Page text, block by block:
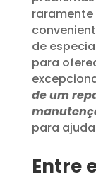
de
para
de um
para
Entre